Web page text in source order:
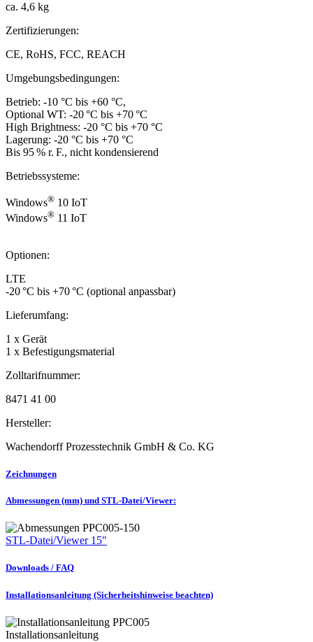
ca. 4,6 kg
Zertifizierungen:
CE, RoHS, FCC, REACH
Umgebungsbedingungen:
Betrieb: -10 °C bis +60 °C,
Optional WT: -20 °C bis +70 °C
High Brightness: -20 °C bis +70 °C
Lagerung: -20 °C bis +70 °C
Bis 95 % r. F., nicht kondensierend
Betriebssysteme:
Windows® 10 IoT
Windows® 11 IoT
Optionen:
LTE
-20 °C bis +70 °C (optional anpassbar)
Lieferumfang:
1 x Gerät
1 x Befestigungsmaterial
Zolltarifnummer:
8471 41 00
Hersteller:
Wachendorff Prozesstechnik GmbH & Co. KG
Zeichnungen
Abmessungen (mm) und STL-Datei/Viewer:
STL-Datei/Viewer 15"
Downloads / FAQ
Installationsanleitung (Sicherheitshinweise beachten)
Installationsanleitung